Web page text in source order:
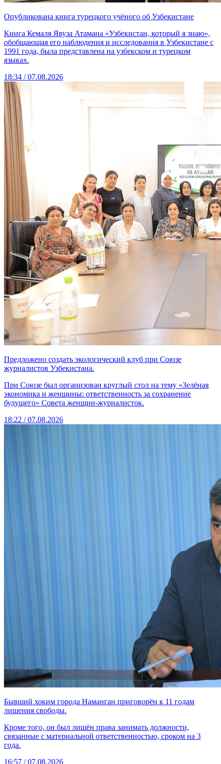
Опубликована книга турецкого учёного об Узбекистане
Книга Кемаля Явуза Атамана «Узбекистан, который я знаю»,
обобщающая его наблюдения и исследования в Узбекистане с
1991 года, была представлена на узбекском и турецком
языках.
18:34 / 07.08.2026
Предложено создать экологический клуб при Союзе
журналистов Узбекистана.
При Союзе был организован круглый стол на тему «Зелёная
экономика и женщины: ответственность за сохранение
будущего» Совета женщин-журналисток.
18:22 / 07.08.2026
Бывший хоким города Наманган приговорён к 11 годам
лишения свободы.
Кроме того, он был лишён права занимать должности,
связанные с материальной ответственностью, сроком на 3
года.
16:57 / 07.08.2026